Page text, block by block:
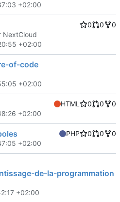
+02:00
0 0
0
NextCloud
+02:00
of-code
+02:00
HTML 0 0
0
+02:00
PHP 0 0
0
+02:00
de-la-programmation
+02:00